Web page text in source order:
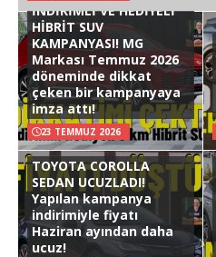
İNDİRİMLİ VE HEDİYELİ
HİBRİT SUV
KAMPANYASI! MG
Markası Temmuz 2026
döneminde dikkat
çeken bir kampanyaya
imza attı!
23 TEMMUZ 2026
TOYOTA COROLLA
SEDAN UCUZLADI!
Yapılan kampanya
indirimiyle fiyatı
Haziran ayından daha
ucuz!